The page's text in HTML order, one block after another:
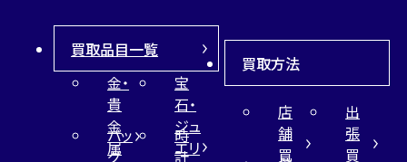
買取品目一覧
金・
貴
金
属
宝
石・
ジュ
エリ
バッ
グ
時
計
買取方法
店
舗
買
出
張
買